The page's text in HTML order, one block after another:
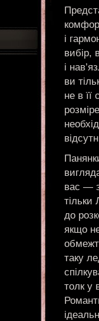
і
вибір,
і
ви
не в її
вас —
до
якщо
таку
толк у